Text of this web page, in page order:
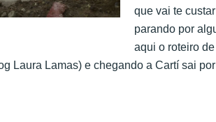
que vai te
parando por
aqui o roteiro
Laura Lamas) e chegando a Cartí sai